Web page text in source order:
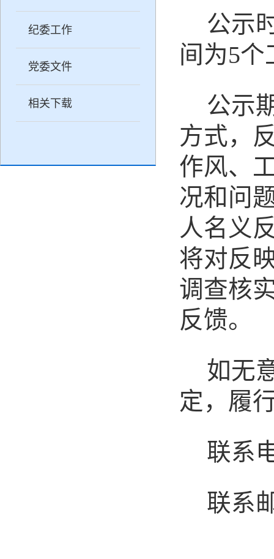
纪委工作
党委文件
相关下载
公示
间为5个
公示
方式，
作风、
况和问
人名义
将对反
调查核
反馈。
如无
定，履
联系
联系